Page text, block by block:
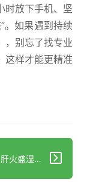
时放下手机、坚
。如果遇到持续
，别忘了找专业
这样才能更精准
下一篇：肝火盛湿气重致头痛便秘？中医调理+生活指南帮你改善